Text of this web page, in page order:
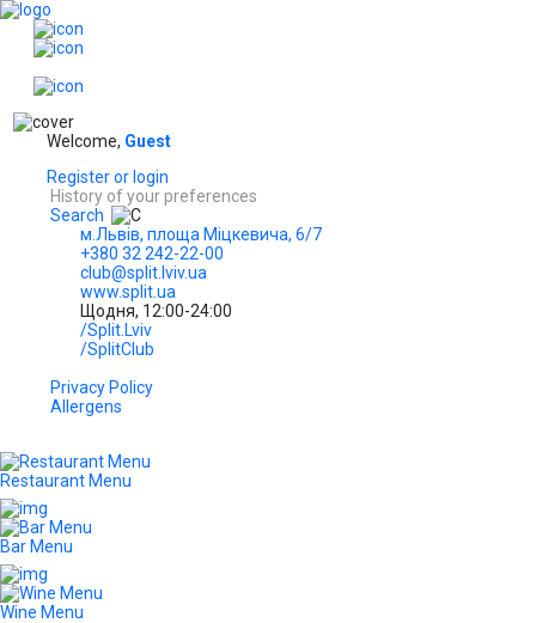
Welcome, Guest
Register or login
History of your preferences
Search
м.Львів, площа Міцкевича, 6/7
+380 32 242-22-00
club@split.lviv.ua
www.split.ua
Щодня, 12:00-24:00
/Split.Lviv
/SplitClub
Privacy Policy
Allergens
Restaurant Menu
Bar Menu
Wine Menu